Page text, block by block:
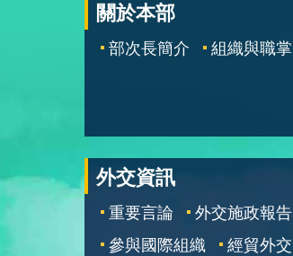
關於本部
部次長簡介 組織與職掌
外交資訊
重要言論 外交施政報告
參與國際組織
經貿外交